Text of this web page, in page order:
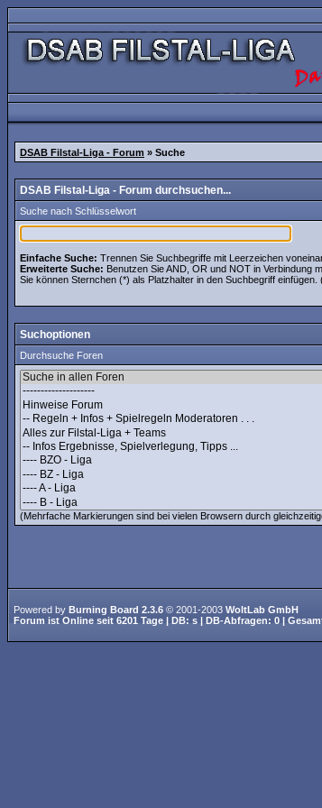
DSAB Filstal-Liga - Forum » Suche
DSAB Filstal-Liga - Forum durchsuchen...
Suche nach Schlüsselwort
Einfache Suche: Trennen Sie Suchbegriffe mit Leerzeichen
Erweiterte Suche: Benutzen Sie AND, OR und NOT in Verbindung
Sie können Sternchen (*) als Platzhalter in den Suchbegriff
Suchoptionen
Durchsuche Foren
(Mehrfache Markierungen sind bei vielen Browsern durch
Powered by Burning Board 2.3.6 © 2001-2003 WoltLab GmbH
Forum ist Online seit 6201 Tage | DB: s | DB-Abfragen: 0 |